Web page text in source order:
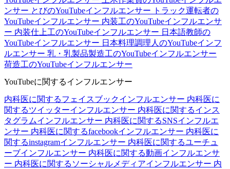
ンサー とびのYouTubeインフルエンサー
トラック運転者の
YouTubeインフルエンサー 内装工のYouTubeインフルエンサ
ー 内装仕上工のYouTubeインフルエンサー 日本語教師の
YouTubeインフルエンサー 日本料理調理人のYouTubeインフ
ルエンサー 乳・乳製品製造工のYouTubeインフルエンサー
荷造工のYouTubeインフルエンサー
YouTubeに関するインフルエンサー
内科医に関するフェイスブックインフルエンサー 内科医に
関するツイッターインフルエンサー 内科医に関するインス
タグラムインフルエンサー 内科医に関するSNSインフルエ
ンサー 内科医に関するfacebookインフルエンサー 内科医に
関するinstagramインフルエンサー 内科医に関するユーチュ
ーブインフルエンサー 内科医に関する動画インフルエンサ
ー 内科医に関するソーシャルメディアインフルエンサー 内